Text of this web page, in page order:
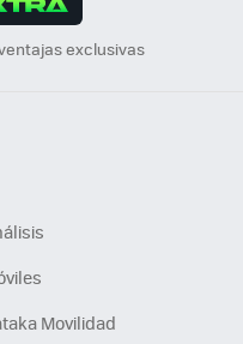
exclusivas
Movilidad